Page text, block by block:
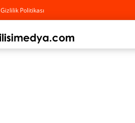
Gizlilik Politikası